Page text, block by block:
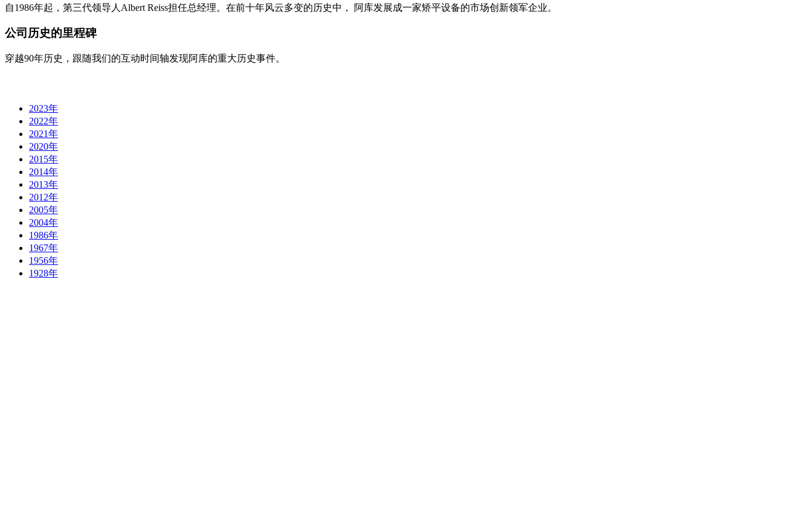
自1986年起，第三代领导人Albert Reiss担任总经理。在前十年风云多变的历史中， 阿库发展成一家矫平设备的市场创新领军企业。
公司历史的里程碑
穿越90年历史，跟随我们的互动时间轴发现阿库的重大历史事件。
2023年
2022年
2021年
2020年
2015年
2014年
2013年
2012年
2005年
2004年
1986年
1967年
1956年
1928年